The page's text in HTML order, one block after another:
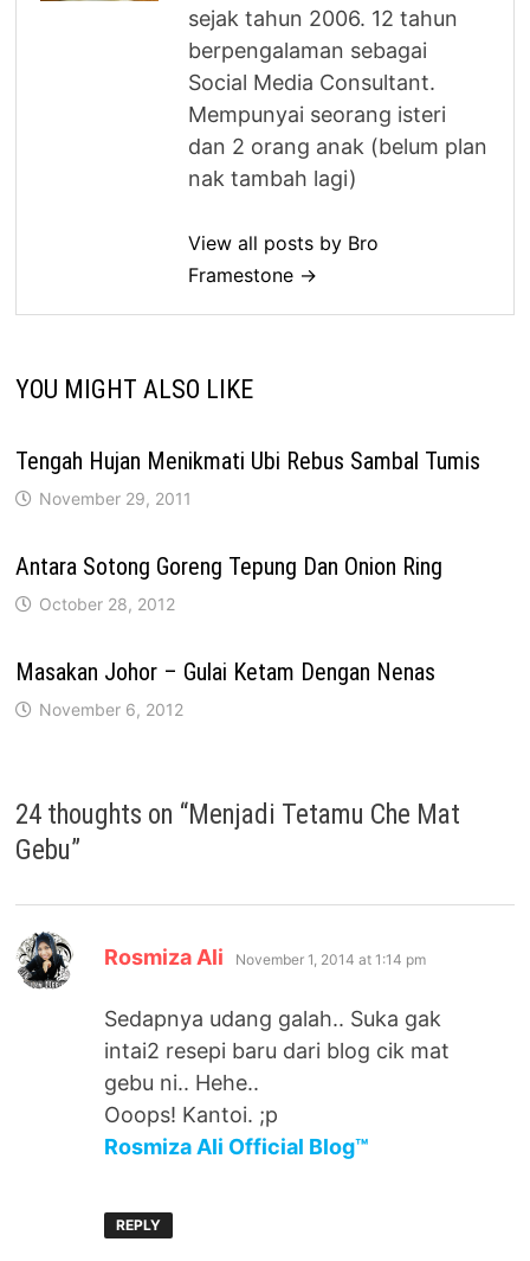
sejak tahun 2006. 12 tahun
berpengalaman sebagai
Social Media Consultant.
Mempunyai seorang isteri
dan 2 orang anak (belum plan
nak tambah lagi)
View all posts by Bro
Framestone →
YOU MIGHT ALSO LIKE
Tengah Hujan Menikmati Ubi Rebus Sambal Tumis
November 29, 2011
Antara Sotong Goreng Tepung Dan Onion Ring
October 28, 2012
Masakan Johor – Gulai Ketam Dengan Nenas
November 6, 2012
24 thoughts on “Menjadi Tetamu Che Mat
Gebu”
Rosmiza Ali says:
November 1, 2014 at 1:14 pm
Sedapnya udang galah.. Suka gak
intai2 resepi baru dari blog cik mat
gebu ni.. Hehe..
Ooops! Kantoi. ;p
Rosmiza Ali Official Blog™
REPLY